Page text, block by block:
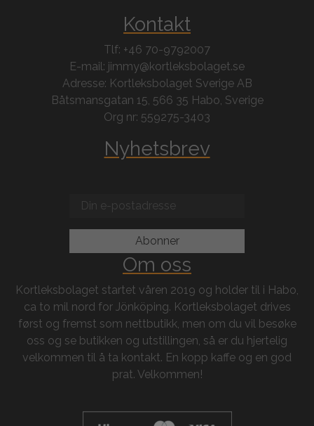
Kontakt
Tlf: +46 70-9792007
E-mail: jimmy@kortleksbolaget.se
Adresse: Kortleksbolaget Sverige AB
Båtsmansgatan 15, 566 35 Habo, Sverige
Org nr: 559275-3403
Nyhetsbrev
Om oss
Kortleksbolaget startet våren 2019 og holder til i Habo,
ca to mil nord for Jönköping. Kortleksbolaget drives
først og fremst som nettbutikk, men om du vil besøke
oss og se butikken og utstillingen, så er du hjertelig
velkommen til å ta kontakt. En kopp kaffe og en god
prat. Velkommen!